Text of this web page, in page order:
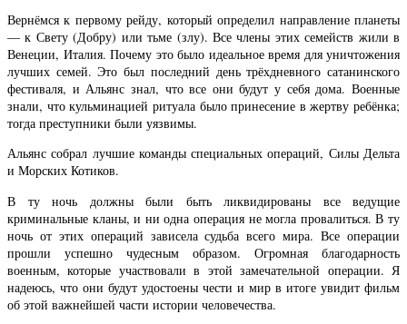
Вернёмся к первому рейду, который определил направление планеты
— к Свету (Добру) или тьме (злу). Все члены этих семейств жили в
Венеции, Италия. Почему это было идеальное время для уничтожения
лучших семей. Это был последний день трёхдневного сатанинского
фестиваля, и Альянс знал, что все они будут у себя дома. Военные
знали, что кульминацией ритуала было принесение в жертву ребёнка;
тогда преступники были уязвимы.
Альянс собрал лучшие команды специальных операций, Силы Дельта
и Морских Котиков.
В ту ночь должны были быть ликвидированы все ведущие
криминальные кланы, и ни одна операция не могла провалиться. В ту
ночь от этих операций зависела судьба всего мира. Все операции
прошли успешно чудесным образом. Огромная благодарность
военным, которые участвовали в этой замечательной операции. Я
надеюсь, что они будут удостоены чести и мир в итоге увидит фильм
об этой важнейшей части истории человечества.